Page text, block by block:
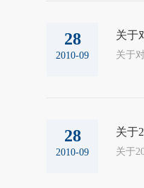
28
2010-09
关于
28
2010-09
关于